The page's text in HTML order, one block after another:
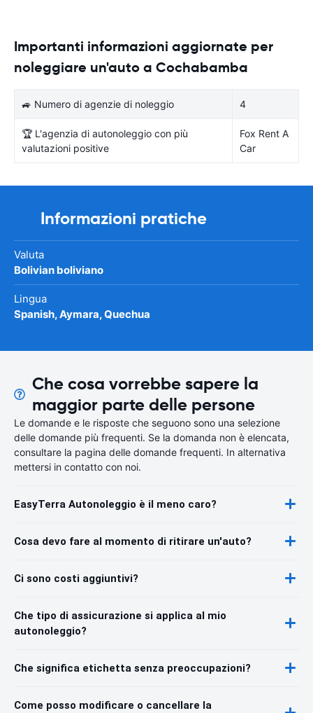
Importanti informazioni aggiornate per
noleggiare un'auto a Cochabamba
🚙 Numero di agenzie di noleggio 4
🏆 L'agenzia di autonoleggio con più
valutazioni positive
Fox Rent A
Car
Informazioni pratiche
Valuta
Bolivian boliviano
Lingua
Spanish, Aymara, Quechua
Che cosa vorrebbe sapere la
maggior parte delle persone
Le domande e le risposte che seguono sono una selezione
delle domande più frequenti. Se la domanda non è elencata,
consultare la pagina delle domande frequenti. In alternativa
mettersi in contatto con noi.
EasyTerra Autonoleggio è il meno caro?
Cosa devo fare al momento di ritirare un'auto?
Ci sono costi aggiuntivi?
Che tipo di assicurazione si applica al mio
autonoleggio?
Che significa etichetta senza preoccupazioni?
Come posso modificare o cancellare la